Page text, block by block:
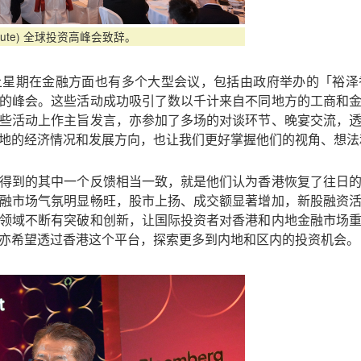
全球投资高峰会致辞。
期在金融方面也有多个大型会议，包括由政府举办的「裕
峰会。这些活动成功吸引了数以千计来自不同地方的工商和
活动上作主旨发言，亦参加了多场的对谈环节、晚宴交流，
的经济情况和发展方向，也让我们更好掌握他们的视角、想
到的其中一个反馈相当一致，就是他们认为香港恢复了往日
市场气氛明显畅旺，股市上扬、成交额显著增加，新股融资
域不断有突破和创新，让国际投资者对香港和内地金融市场
希望透过香港这个平台，探索更多到内地和区内的投资机会。